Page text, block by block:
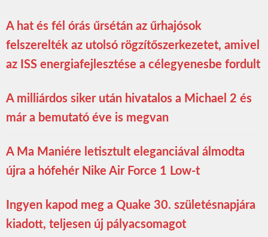
A hat és fél órás űrsétán az űrhajósok
felszerelték az utolsó rögzítőszerkezetet, amivel
az ISS energiafejlesztése a célegyenesbe fordult
A milliárdos siker után hivatalos a Michael 2 és
már a bemutató éve is megvan
A Ma Maniére letisztult eleganciával álmodta
újra a hófehér Nike Air Force 1 Low-t
Ingyen kapod meg a Quake 30. születésnapjára
kiadott, teljesen új pályacsomagot